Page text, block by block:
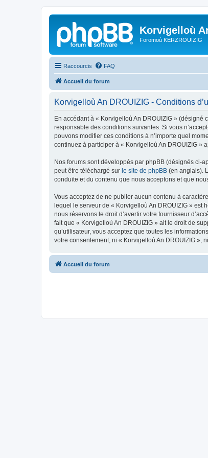
Korvigelloù
Foromoù KERZROUIZIG
Raccourcis FAQ
Accueil du forum
Korvigelloù An DROUIZIG - Conditions
En accédant à « Korvigelloù An DROUIZIG » (désigné
responsable des conditions suivantes. Si vous
pouvons modifier ces conditions à n’importe quel
continuez à participer à « Korvigelloù An DROUIZIG »
Nos forums sont développés par phpBB (désignés ci-
peut être téléchargé sur le site de phpBB (en anglais).
conduite et du contenu que nous acceptons et que
Vous acceptez de ne publier aucun contenu à
lequel le serveur de « Korvigelloù An DROUIZIG » est
nous réservons le droit d’avertir votre fournisseur
fait que « Korvigelloù An DROUIZIG » ait le droit de
qu’utilisateur, vous acceptez que toutes les
votre consentement, ni « Korvigelloù An DROUIZIG »,
Accueil du forum